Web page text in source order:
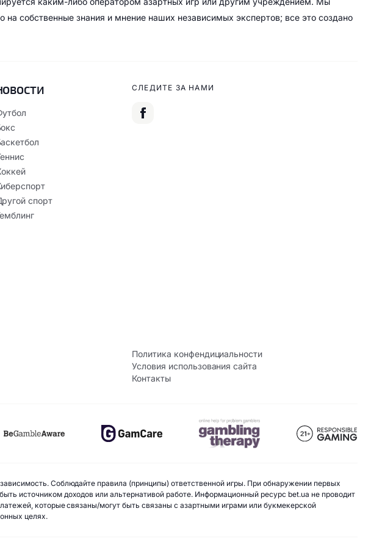
собственные знания и мнение наших независимых экспертов; все это создано
спорт
СЛЕДИТЕ ЗА НАМИ
Политика конфендициальности
Условия использования сайта
Контакты
Соблюдайте правила (принципы) ответственной игры. При обнаружении первых
источником доходов или альтернативой работе. Информационный ресурс bet.ua не проводит
которые связаны/могут быть связаны с азартными играми или букмекерской
целях.